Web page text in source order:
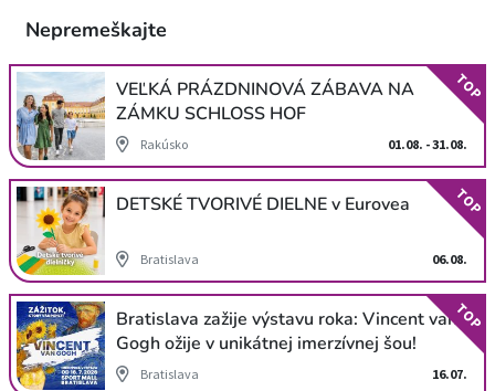
Nepremeškajte
VEĽKÁ PRÁZDNINOVÁ ZÁBAVA NA
ZÁMKU SCHLOSS HOF
Rakúsko 01.08. - 31.08.
TOP
DETSKÉ TVORIVÉ DIELNE v Eurovea
Bratislava 06.08.
TOP
Bratislava zažije výstavu roka: Vincent van
Gogh ožije v unikátnej imerzívnej šou!
Bratislava 16.07.
TOP